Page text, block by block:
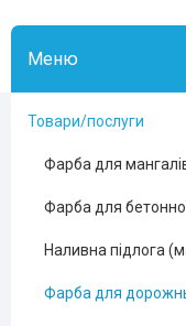
Товари/послуги
Фарба для
Фарба для
Наливна підлога
Фарба для